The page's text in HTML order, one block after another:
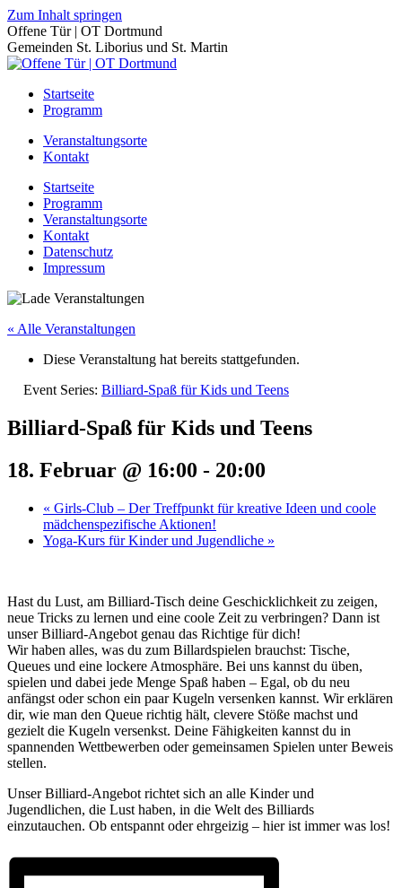
Zum Inhalt springen
Offene Tür | OT Dortmund
Gemeinden St. Liborius und St. Martin
Startseite
Programm
Veranstaltungsorte
Kontakt
Startseite
Programm
Veranstaltungsorte
Kontakt
Datenschutz
Impressum
« Alle Veranstaltungen
Diese Veranstaltung hat bereits stattgefunden.
Event Series: Billiard-Spaß für Kids und Teens
Billiard-Spaß für Kids und Teens
18. Februar @ 16:00 - 20:00
« Girls-Club – Der Treffpunkt für kreative Ideen und coole
mädchenspezifische Aktionen!
Yoga-Kurs für Kinder und Jugendliche »
Hast du Lust, am Billiard-Tisch deine Geschicklichkeit zu zeigen,
neue Tricks zu lernen und eine coole Zeit zu verbringen? Dann ist
unser Billiard-Angebot genau das Richtige für dich!
Wir haben alles, was du zum Billardspielen brauchst: Tische,
Queues und eine lockere Atmosphäre. Bei uns kannst du üben,
spielen und dabei jede Menge Spaß haben – Egal, ob du neu
anfängst oder schon ein paar Kugeln versenken kannst. Wir erklären
dir, wie man den Queue richtig hält, clevere Stöße machst und
gezielt die Kugeln versenkst. Deine Fähigkeiten kannst du in
spannenden Wettbewerben oder gemeinsamen Spielen unter Beweis
stellen.
Unser Billiard-Angebot richtet sich an alle Kinder und
Jugendlichen, die Lust haben, in die Welt des Billiards
einzutauchen. Ob entspannt oder ehrgeizig – hier ist immer was los!